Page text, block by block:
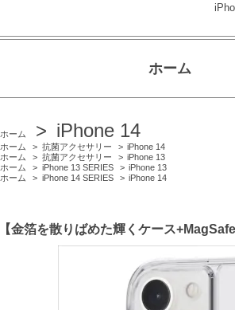
ホーム
ホーム > iPhone 14
ホーム > 抗菌アクセサリー > iPhone 14
ホーム
> 抗菌アクセサリー > iPhone 13
ホーム
> iPhone 13 SERIES > iPhone 13
ホーム
> iPhone 14 SERIES > iPhone 14
【金箔を散りばめた輝くケース